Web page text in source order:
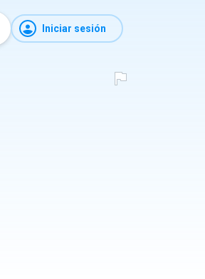
Iniciar sesión